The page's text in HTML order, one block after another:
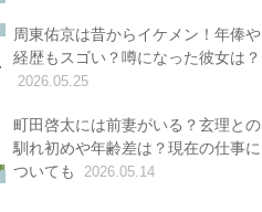
周東佑京は昔からイケメン！年俸や
経歴もスゴい？噂になった彼女は？
2026.05.25
町田啓太には前妻がいる？玄理との
馴れ初めや年齢差は？現在の仕事に
ついても
2026.05.14